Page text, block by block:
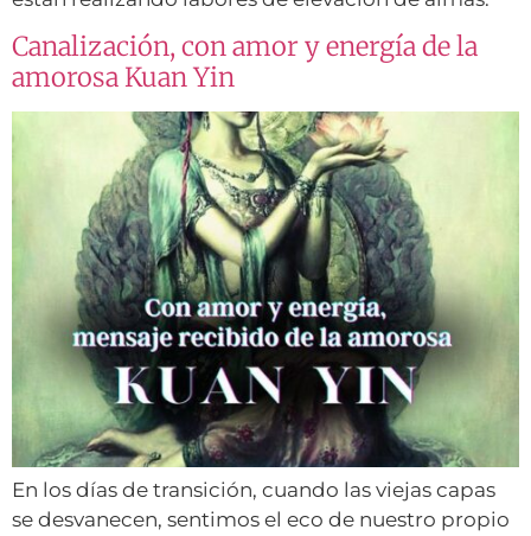
Canalización, con amor y energía de la
amorosa Kuan Yin
En los días de transición, cuando las viejas capas
se desvanecen, sentimos el eco de nuestro propio